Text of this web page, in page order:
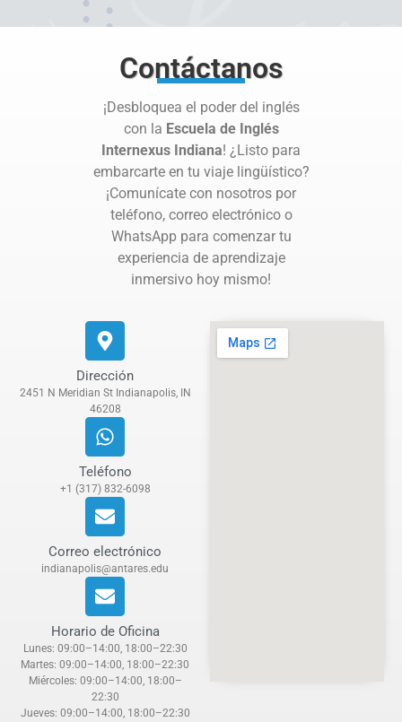
Contáctanos
¡Desbloquea el poder del inglés
con la Escuela de Inglés
Internexus Indiana! ¿Listo para
embarcarte en tu viaje lingüístico?
¡Comunícate con nosotros por
teléfono, correo electrónico o
WhatsApp para comenzar tu
experiencia de aprendizaje
inmersivo hoy mismo!
Dirección
2451 N Meridian St Indianapolis, IN
46208
Teléfono
+1 (317) 832-6098
Correo electrónico
indianapolis@antares.edu
Horario de Oficina
Lunes: 09:00–14:00, 18:00–22:30
Martes: 09:00–14:00, 18:00–22:30
Miércoles: 09:00–14:00, 18:00–
22:30
Jueves: 09:00–14:00, 18:00–22:30